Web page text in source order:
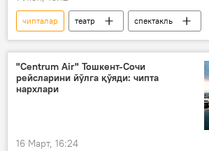
чипталар театр
спектакль
Маданият
санъат
Ўзбекистон
Жамият
"Centrum Air" Тошкент-Сочи
рейсларини йўлга қўяди: чипта
нархлари
16 Март, 16:24